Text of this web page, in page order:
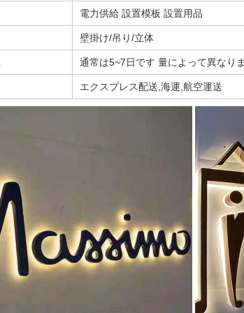
メッセージ
返しご連絡いたします！
電力供給 設置模板 設置用品
壁掛け/吊り/立体
通常は5~7日です 量によって異なり
エクスプレス配送,海運,航空運送